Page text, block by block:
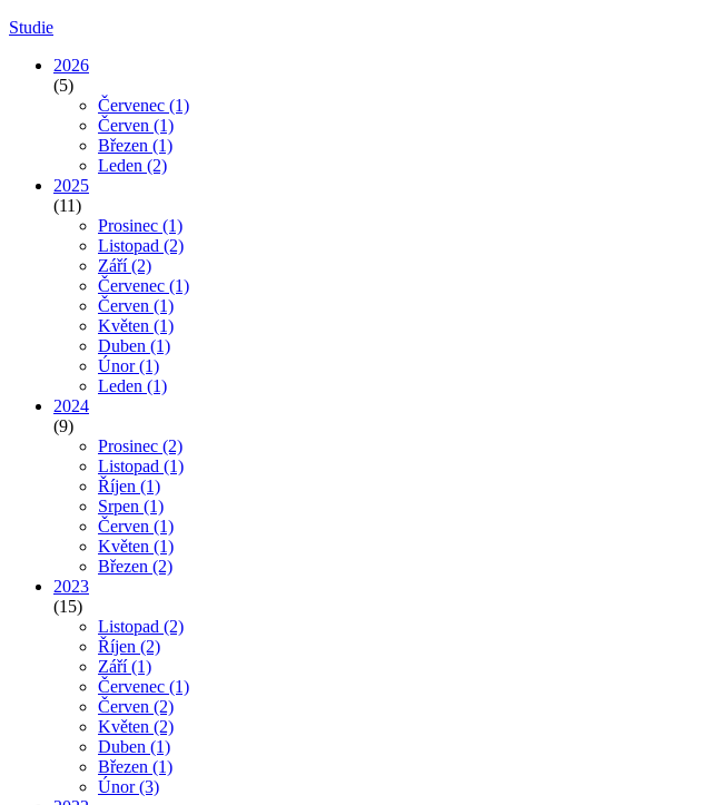
Studie
2026
(5)
Červenec (1)
Červen (1)
Březen (1)
Leden (2)
2025
(11)
Prosinec (1)
Listopad (2)
Září(2)
Červenec (1)
Červen (1)
Květen (1)
Duben (1)
Únor(1)
Leden (1)
2024
(9)
Prosinec (2)
Listopad (1)
Říjen (1)
Srpen (1)
Červen (1)
Květen (1)
Březen (2)
2023
(15)
Listopad (2)
Říjen (2)
Září(1)
Červenec (1)
Červen (2)
Květen (2)
Duben (1)
Březen (1)
Únor(3)